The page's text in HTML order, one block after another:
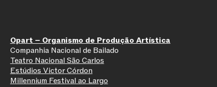
Opart – Organismo de Produção Artística
Companhia Nacional de Bailado
Teatro Nacional São Carlos
Estúdios Victor Córdon
Millennium Festival ao Largo